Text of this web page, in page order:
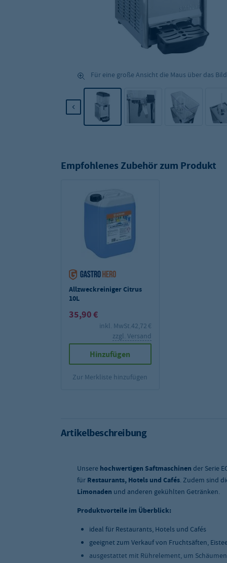
Für eine große Ansicht die Maus über das
Empfohlenes Zubehör zum Produkt
Allzweckreiniger Citrus
10L
35,90 €
inkl. MwSt.42,72 €
zzgl. Versand
Hinzufügen
Zur Merkliste hinzufügen
Artikelbeschreibung
Unsere hochwertigen Saftmaschinen der Serie
für Restaurants, Hotels und Cafés. Zudem sind
Limonaden und anderen gekühlten Getränken.
Produktvorteile im Überblick:
ideal für Restaurants, Hotels und Cafés
geeignet zum Verkauf von Fruchtsäften,
ausgestattet mit Rührelement, um